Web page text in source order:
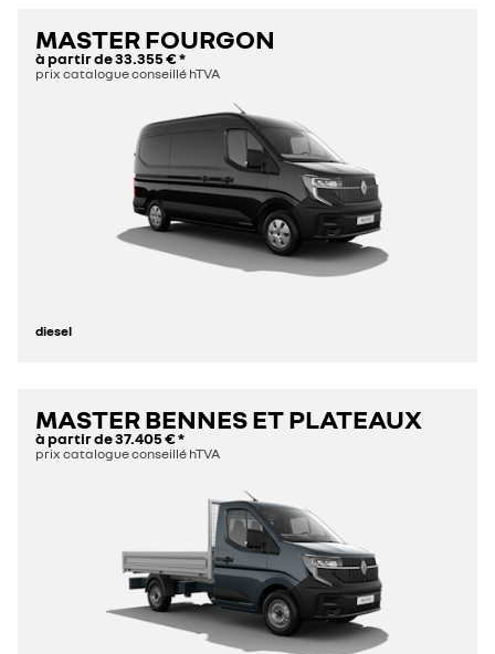
MASTER FOURGON
à partir de33.355 €*
prix catalogue conseillé hTVA
diesel
MASTER BENNES ET PLATEAUX
à partir de37.405 €*
prix catalogue conseillé hTVA